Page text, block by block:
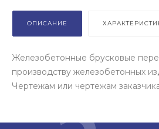
ОПИСАНИЕ
Железобетонные брусковые
производству железобетонных
Чертежам или чертежам